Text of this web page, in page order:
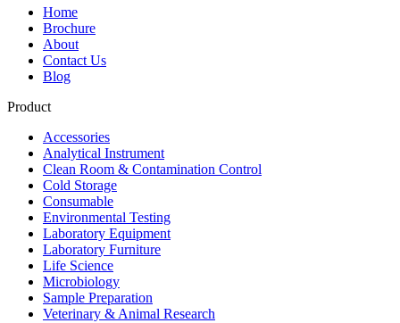
Home
Brochure
About
Contact Us
Blog
Product
Accessories
Analytical Instrument
Clean Room & Contamination Control
Cold Storage
Consumable
Environmental Testing
Laboratory Equipment
Laboratory Furniture
Life Science
Microbiology
Sample Preparation
Veterinary & Animal Research